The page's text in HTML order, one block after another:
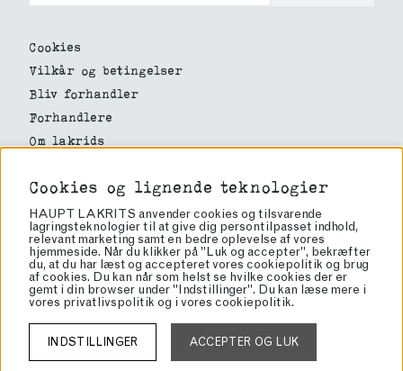
Cookies
Vilkår og betingelser
Bliv forhandler
Forhandlere
Om lakrids
Haupt Lakrits
Rörvägen 60
136 50 Jordbro
info@lakrits.se
Tel: 08-81 81 00
Org: 556934-4327
Cookies og lignende teknologier
HAUPT LAKRITS anvender cookies og tilsvarende
lagringsteknologier til at give dig persontilpasset indhold,
relevant marketing samt en bedre oplevelse af vores
hjemmeside. Når du klikker på "Luk og accepter", bekræfter
du, at du har læst og accepteret vores cookiepolitik og brug
af cookies. Du kan når som helst se hvilke cookies der er
gemt i din browser under "Indstillinger". Du kan læse mere i
vores privatlivspolitik og i vores cookiepolitik.
INDSTILLINGER ACCEPTER OG LUK